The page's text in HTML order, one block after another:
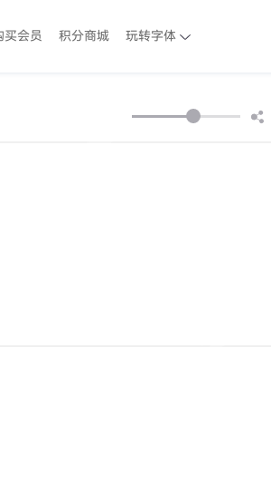
买会员 积分商城 玩转字体